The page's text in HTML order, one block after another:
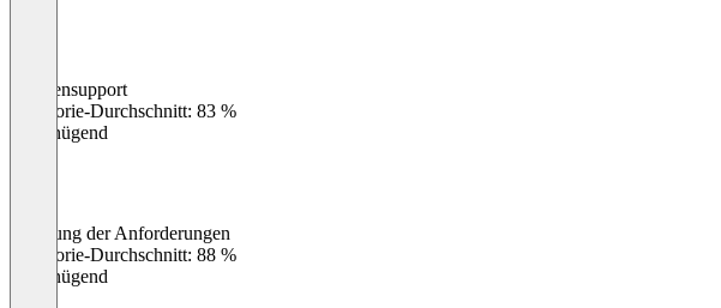
Kundensupport
Kategorie-Durchschnitt: 83 %
Ungenügend
Erfüllung der Anforderungen
Kategorie-Durchschnitt: 88 %
Ungenügend